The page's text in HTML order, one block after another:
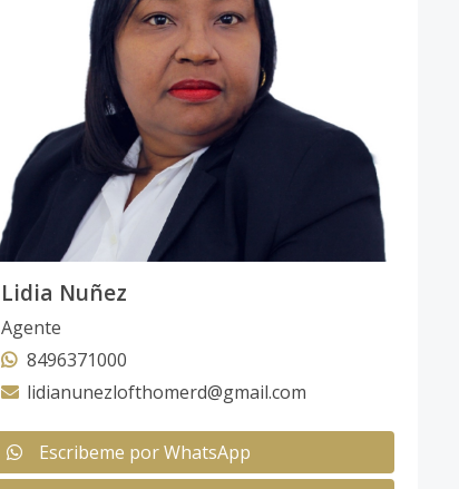
Lidia Nuñez
Agente
8496371000
lidianunezlofthomerd@gmail.com
Escribeme por WhatsApp